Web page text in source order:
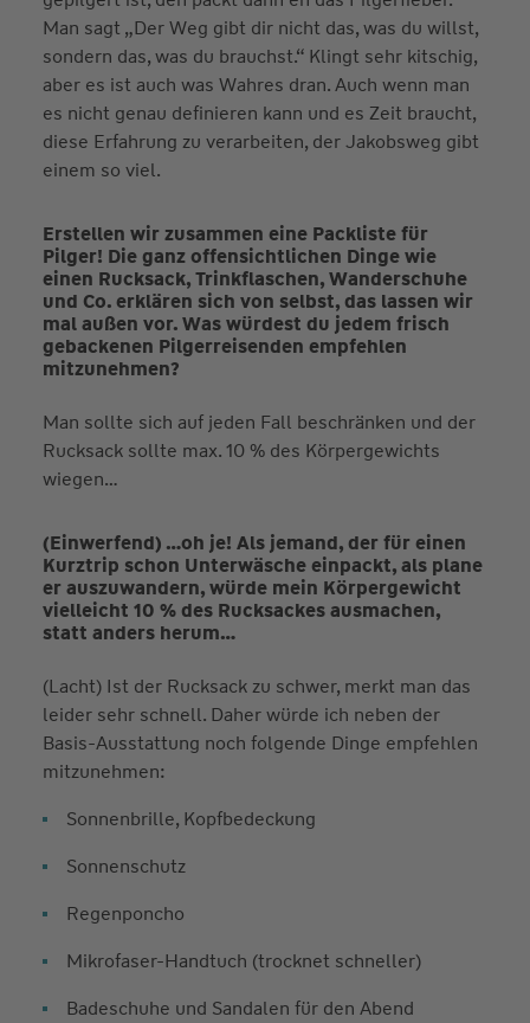
Man sagt „Der Weg gibt dir nicht das, was du willst,
sondern das, was du brauchst.“ Klingt sehr kitschig,
aber es ist auch was Wahres dran. Auch wenn man
es nicht genau definieren kann und es Zeit braucht,
diese Erfahrung zu verarbeiten, der Jakobsweg gibt
einem so viel.
Erstellen wir zusammen eine Packliste für
Pilger! Die ganz offensichtlichen Dinge wie
einen Rucksack, Trinkflaschen, Wanderschuhe
und Co. erklären sich von selbst, das lassen wir
mal außen vor. Was würdest du jedem frisch
gebackenen Pilgerreisenden empfehlen
mitzunehmen?
Man sollte sich auf jeden Fall beschränken und der
Rucksack sollte max. 10 % des Körpergewichts
wiegen…
(Einwerfend) …oh je! Als jemand, der für einen
Kurztrip schon Unterwäsche einpackt, als plane
er auszuwandern, würde mein Körpergewicht
vielleicht 10 % des Rucksackes ausmachen,
statt anders herum…
(Lacht) Ist der Rucksack zu schwer, merkt man das
leider sehr schnell. Daher würde ich neben der
Basis-Ausstattung noch folgende Dinge empfehlen
mitzunehmen:
Sonnenbrille, Kopfbedeckung
Sonnenschutz
Regenponcho
Mikrofaser-Handtuch (trocknet schneller)
Badeschuhe und Sandalen für den Abend